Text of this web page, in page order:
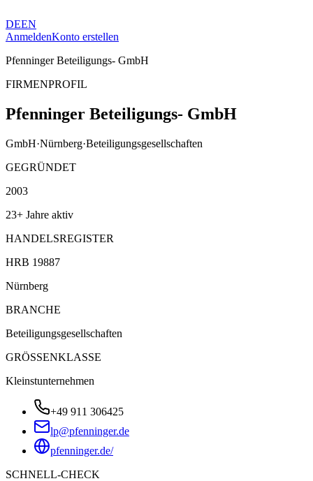
DEEN
AnmeldenKonto erstellen
Pfenninger Beteiligungs- GmbH
FIRMENPROFIL
Pfenninger Beteiligungs- GmbH
GmbH·Nürnberg·Beteiligungsgesellschaften
GEGRÜNDET
2003
23+ Jahre aktiv
HANDELSREGISTER
HRB 19887
Nürnberg
BRANCHE
Beteiligungsgesellschaften
GRÖSSENKLASSE
Kleinstunternehmen
+49 911 306425
lp@pfenninger.de
pfenninger.de/
SCHNELL-CHECK